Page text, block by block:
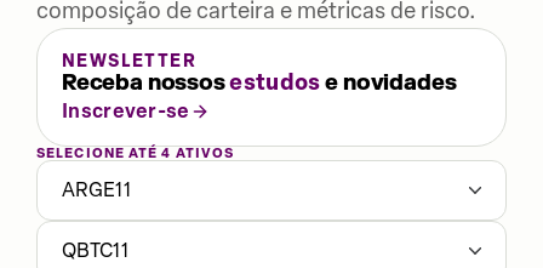
composição de carteira e métricas de risco.
NEWSLETTER
Receba nossosestudose novidades
Inscrever-se
SELECIONE ATÉ 4 ATIVOS
ARGE11
QBTC11